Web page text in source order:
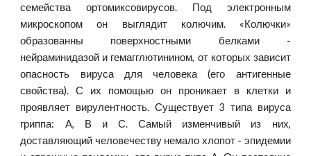
семейства ортомиксовирусов. Под электронным
микроскопом он выглядит колючим. «Колючки»
образованны поверхностными белками -
нейраминидазой и гемагглютинином, от которых зависит
опасность вируса для человека (его антигенные
свойства). С их помощью он проникает в клетки и
проявляет вирулентность. Существует 3 типа вируса
гриппа: А, В и С. Самый изменчивый из них,
доставляющий человечеству немало хлопот - эпидемии